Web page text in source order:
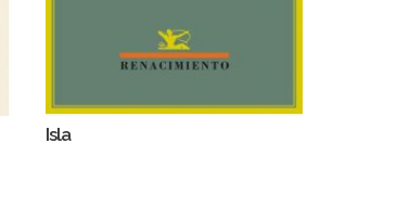
Isla